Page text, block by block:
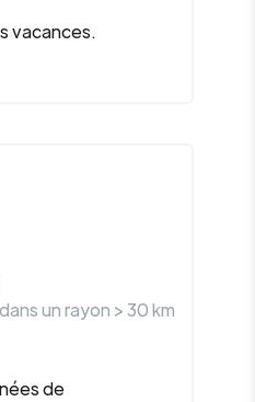
vacances.
un rayon >30km
de